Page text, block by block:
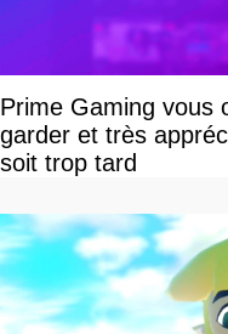
Prime Gaming vous
garder et très
soit trop tard